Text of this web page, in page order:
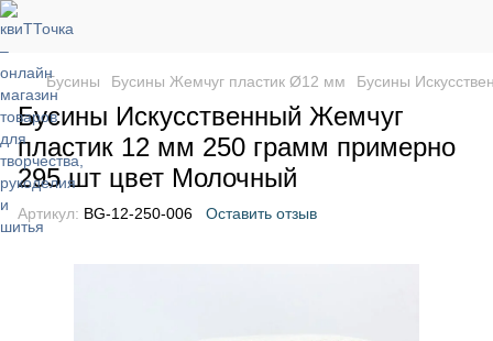
Бусины Бусины Жемчуг пластик Ø12 мм Бусины
Бусины Искусственный Жемчуг
пластик 12 мм 250 грамм примерно
295 шт цвет Молочный
Артикул: BG-12-250-006 Оставить отзыв